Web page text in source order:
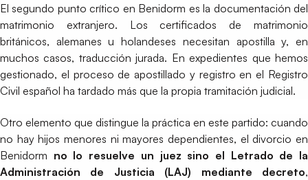
El segundo punto crítico en Benidorm es la documentación del
matrimonio extranjero. Los certificados de matrimonio
británicos, alemanes u holandeses necesitan apostilla y, en
muchos casos, traducción jurada. En expedientes que hemos
gestionado, el proceso de apostillado y registro en el Registro
Civil español ha tardado más que la propia tramitación judicial.
Otro elemento que distingue la práctica en este partido: cuando
no hay hijos menores ni mayores dependientes, el divorcio en
Benidorm no lo resuelve un juez sino el Letrado de la
Administración de Justicia (LAJ) mediante decreto,